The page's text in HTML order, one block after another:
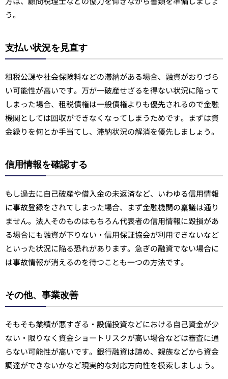
う。
支払い状況を見直す
租税公課や社会保険料などの滞納がある場合、融資がおりづら
い可能性が高いです。万が一破産せざるを得ない状況に陥って
しまった場合、租税債権は一般債権よりも優先されるので金融
機関としては回収ができなくなってしまうためです。まずは資
金繰りを何とか手当てし、滞納状況の解消を優先しましょう。
信用情報を確認する
もし過去に自己破産や借入金の未返済など、いわゆる信用情報
に事故登録をされてしまった場合、まず金融機関の稟議は通り
ません。法人そのものはもちろん代表者の信用情報に毀損があ
る場合にも融資が下りない・信用保証協会が利用できないなど
といった状況に陥る恐れがあります。急ぎの融資でない場合に
は事故情報が消えるのを待つことも一つの方法です。
その他、事業改善
そもそも業績が悪すぎる・設備投資などにおける自己資金が少
ない・限りなく資金ショートリスクが高い場合などは審査に通
らない可能性が高いです。銀行融資は諦め、親族などから資金
調達ができないかなど現実的な対応方向性を模索しましょう。